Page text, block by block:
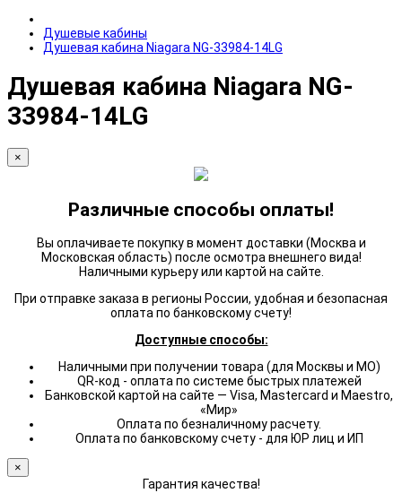
Душевые кабины
Душевая кабина Niagara NG-33984-14LG
Душевая кабина Niagara NG-
33984-14LG
×
Различные способы оплаты!
Вы оплачиваете покупку в момент доставки (Москва и
Московская область) после осмотра внешнего вида!
Наличными курьеру или картой на сайте.
При отправке заказа в регионы России, удобная и безопасная
оплата по банковскому счету!
Доступные способы:
Наличными при получении товара (для Москвы и МО)
QR-код - оплата по системе быстрых платежей
Банковской картой на сайте — Visa, Mastercard и Maestro,
«Мир»
Оплата по безналичному расчету.
Оплата по банковскому счету - для ЮР лиц и ИП
×
Гарантия качества!